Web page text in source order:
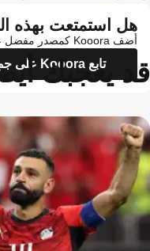
هل استمتعت بهذه
أضف Kooora كمصدر مفضل على جوجل للاطلاع على المزيد من تقاريرنا
تابع Kooora على جوجل
قد يعجبك